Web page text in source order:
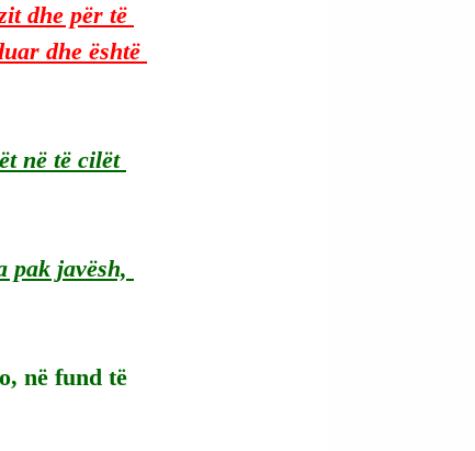
dhe për të
dhe është
në të cilët
pak javësh,
në fund të